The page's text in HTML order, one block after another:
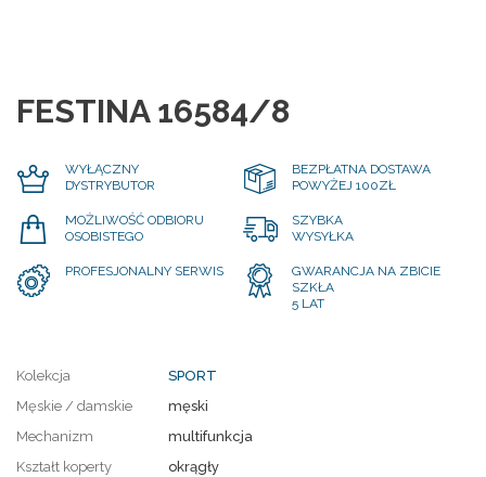
FESTINA 16584/8
WYŁĄCZNY
DYSTRYBUTOR
BEZPŁATNA DOSTAWA
POWYŻEJ 100ZŁ
MOŻLIWOŚĆ ODBIORU
OSOBISTEGO
SZYBKA
WYSYŁKA
PROFESJONALNY SERWIS
GWARANCJA NA ZBICIE
SZKŁA
5 LAT
Kolekcja
SPORT
Męskie / damskie
męski
Mechanizm
multifunkcja
Kształt koperty
okrągły